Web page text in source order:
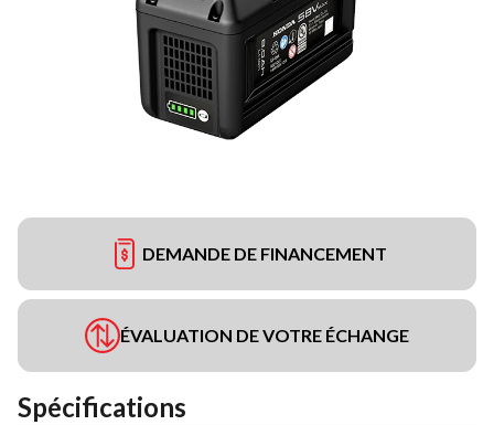
DEMANDE DE FINANCEMENT
ÉVALUATION DE VOTRE ÉCHANGE
Spécifications